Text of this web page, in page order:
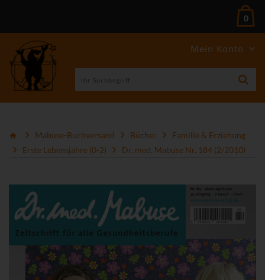
Mein Konto
0
Mabuse-Buchversand Bücher
Familie & Erziehung
Erste Lebensjahre (0-2)
Dr. med. Mabuse Nr. 184 (2/2010)